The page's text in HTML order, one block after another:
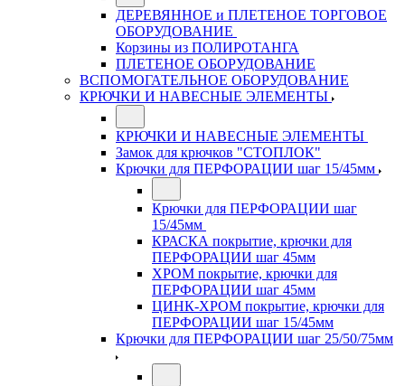
ДЕРЕВЯННОЕ и ПЛЕТЕНОЕ ТОРГОВОЕ
ОБОРУДОВАНИЕ
Корзины из ПОЛИРОТАНГА
ПЛЕТЕНОЕ ОБОРУДОВАНИЕ
ВСПОМОГАТЕЛЬНОЕ ОБОРУДОВАНИЕ
КРЮЧКИ И НАВЕСНЫЕ ЭЛЕМЕНТЫ
КРЮЧКИ И НАВЕСНЫЕ ЭЛЕМЕНТЫ
Замок для крючков "СТОПЛОК"
Крючки для ПЕРФОРАЦИИ шаг 15/45мм
Крючки для ПЕРФОРАЦИИ шаг
15/45мм
КРАСКА покрытие, крючки для
ПЕРФОРАЦИИ шаг 45мм
ХРОМ покрытие, крючки для
ПЕРФОРАЦИИ шаг 45мм
ЦИНК-ХРОМ покрытие, крючки для
ПЕРФОРАЦИИ шаг 15/45мм
Крючки для ПЕРФОРАЦИИ шаг 25/50/75мм